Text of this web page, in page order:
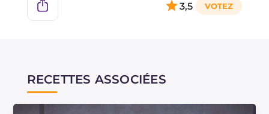
3,5
RECETTES ASSOCIÉES